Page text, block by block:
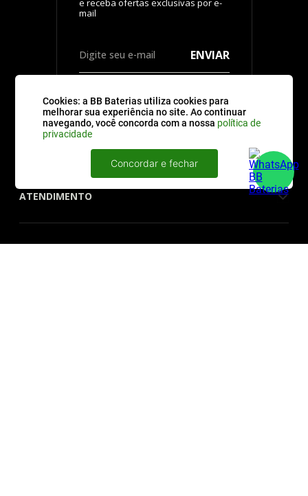
Cookies: a BB Baterias utiliza cookies para
melhorar sua experiência no site. Ao continuar
navegando, você concorda com a nossa política de
privacidade
Concordar e fechar
ENVIAR
CATEGORIAS
ATENDIMENTO